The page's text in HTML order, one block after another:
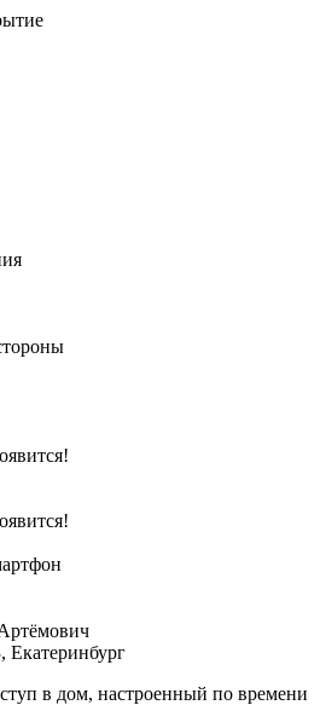
Екатеринбург
в дом, настроенный по времени